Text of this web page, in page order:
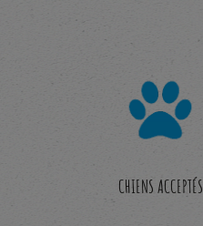
CHIENS ACCEPTÉS